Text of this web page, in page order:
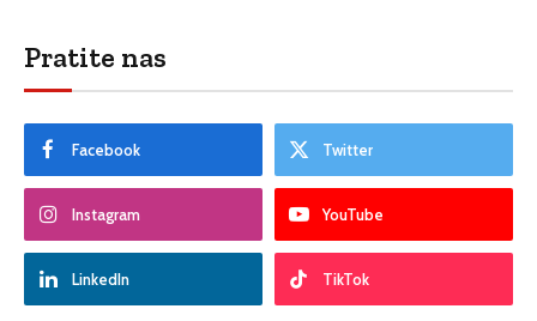
Pratite nas
Facebook Twitter
Instagram YouTube
LinkedIn TikTok